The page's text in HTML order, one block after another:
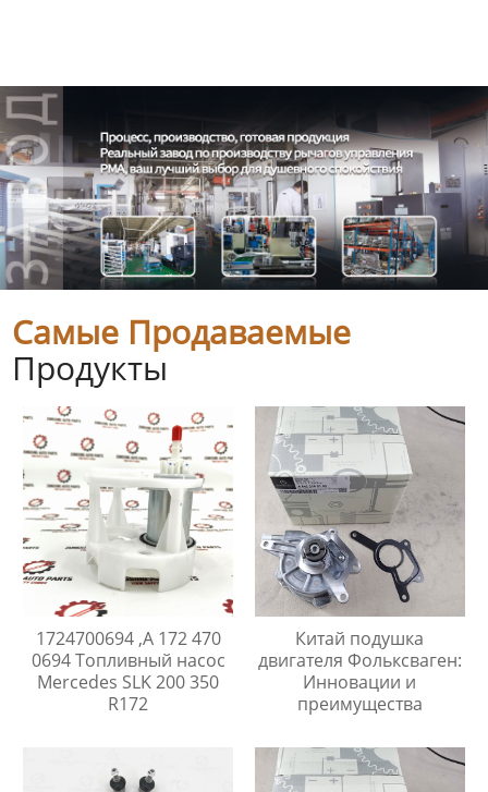
Самые Продаваемые
Продукты
1724700694 ,A 172 470
0694 Топливный насос
Mercedes SLK 200 350
R172
Китай подушка
двигателя Фольксваген:
Инновации и
преимущества